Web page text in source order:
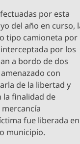
por esta
del año en curso,
tipo camioneta por
por los
a bordo de dos
con
de la libertad y
la finalidad de
fue liberada en
municipio.